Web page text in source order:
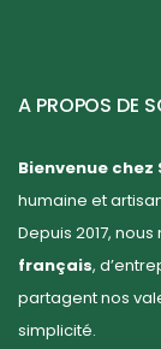
A PROPOS DE
Bienvenue chez
humaine et
Depuis 2017,
français,
partagent nos
simplicité.